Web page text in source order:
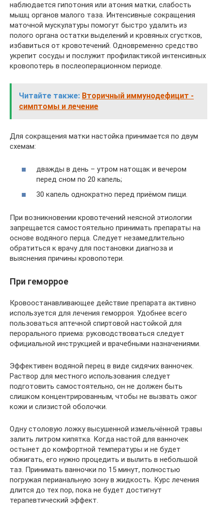
наблюдается гипотония или атония матки, слабость
мышц органов малого таза. Интенсивные сокращения
маточной мускулатуры помогут быстро удалить из
полого органа остатки выделений и кровяных сгустков,
избавиться от кровотечений. Одновременно средство
укрепит сосуды и послужит профилактикой интенсивных
кровопотерь в послеоперационном периоде.
Читайте также: Вторичный иммунодефицит -
симптомы и лечение
Для сокращения матки настойка принимается по двум
схемам:
дважды в день – утром натощак и вечером
перед сном по 20 капель;
30 капель однократно перед приёмом пищи.
При возникновении кровотечений неясной этиологии
запрещается самостоятельно принимать препараты на
основе водяного перца. Следует незамедлительно
обратиться к врачу для постановки диагноза и
выяснения причины кровопотери.
При геморрое
Кровоостанавливающее действие препарата активно
используется для лечения геморроя. Удобнее всего
пользоваться аптечной спиртовой настойкой для
перорального приема: руководствоваться следует
официальной инструкцией и врачебными назначениями.
Эффективен водяной перец в виде сидячих ванночек.
Раствор для местного использования следует
подготовить самостоятельно, он не должен быть
слишком концентрированным, чтобы не вызвать ожог
кожи и слизистой оболочки.
Одну столовую ложку высушенной измельчённой травы
залить литром кипятка. Когда настой для ванночек
остынет до комфортной температуры и не будет
обжигать, его нужно процедить и вылить в небольшой
таз. Принимать ванночки по 15 минут, полностью
погружая перианальную зону в жидкость. Курс лечения
длится до тех пор, пока не будет достигнут
терапевтический эффект.